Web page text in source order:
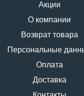
Акции
О компании
Возврат товара
Персональные
Оплата
Доставка